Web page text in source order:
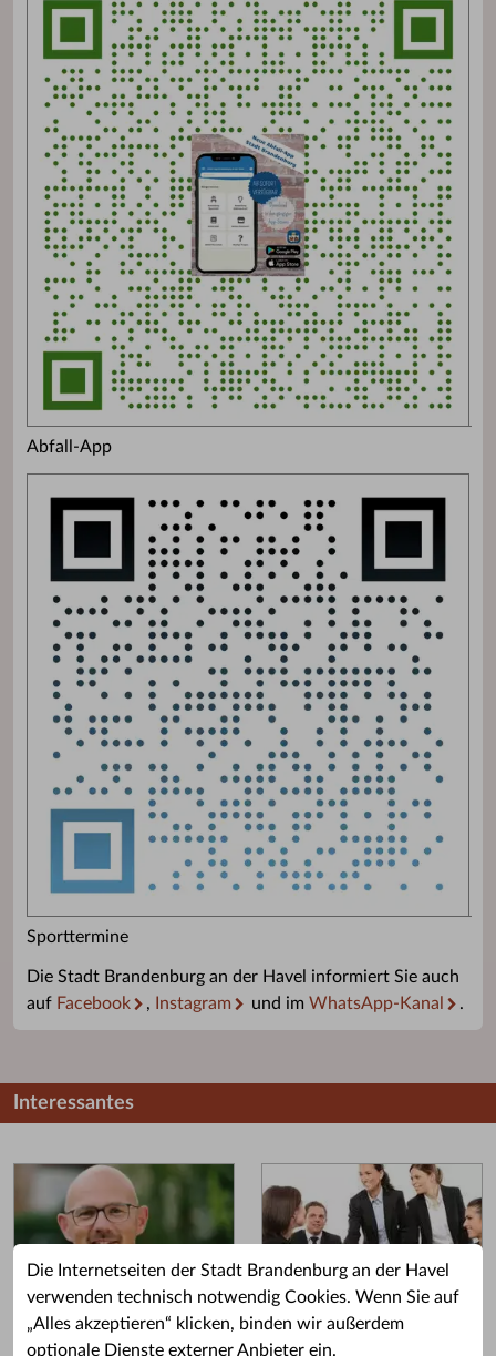
Die Internetseiten der Stadt Brandenburg an der Havel
verwenden technisch notwendig Cookies. Wenn Sie auf
„Alles akzeptieren“ klicken, binden wir außerdem
optionale Dienste externer Anbieter ein.
Abfall-App
Sporttermine
Die Stadt Brandenburg an der Havel informiert Sie auch
auf Facebook , Instagram und im WhatsApp-Kanal .
Interessantes
Grußwort des OB